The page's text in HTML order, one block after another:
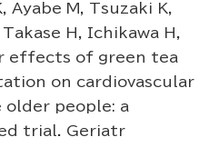
Ayabe M, Tsuzaki K,
H, Ichikawa H,
effects of green tea
on cardiovascular
older people: a
trial. Geriatr